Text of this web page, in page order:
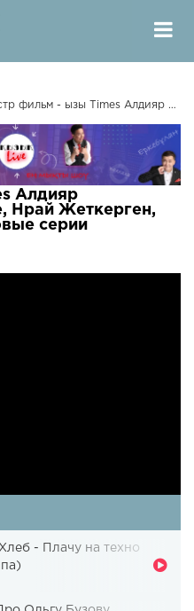
- ызы Times Алдияр Жапарханов, De lacure, Нрай Жеткерген, Ермек Шынболатов
Алдияр
Нрай Жеткерген,
серии
- Плачу на техно